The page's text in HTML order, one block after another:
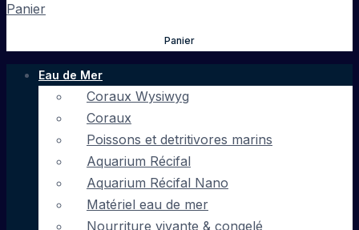
Panier
Panier
Eau de Mer
Coraux Wysiwyg
Coraux
Poissons et detritivores marins
Aquarium Récifal
Aquarium Récifal Nano
Matériel eau de mer
Nourriture vivante & congelé